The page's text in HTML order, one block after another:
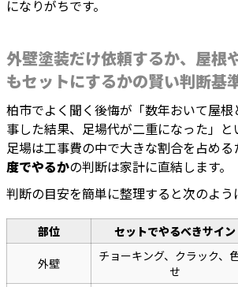
になりがちです。
外壁塗装だけ依頼するか、屋根
もセットにするかの賢い判断基
柏市でよく聞く後悔が「数年おいて屋
事した結果、足場代が二重になった」と
足場は工事費の中で大きな割合を占める
度でやるかの判断は家計に直結します。
判断の目安を簡単に整理すると次のよう
部位 セットでやるべきサイン
外壁
チョーキング、クラック、
せ